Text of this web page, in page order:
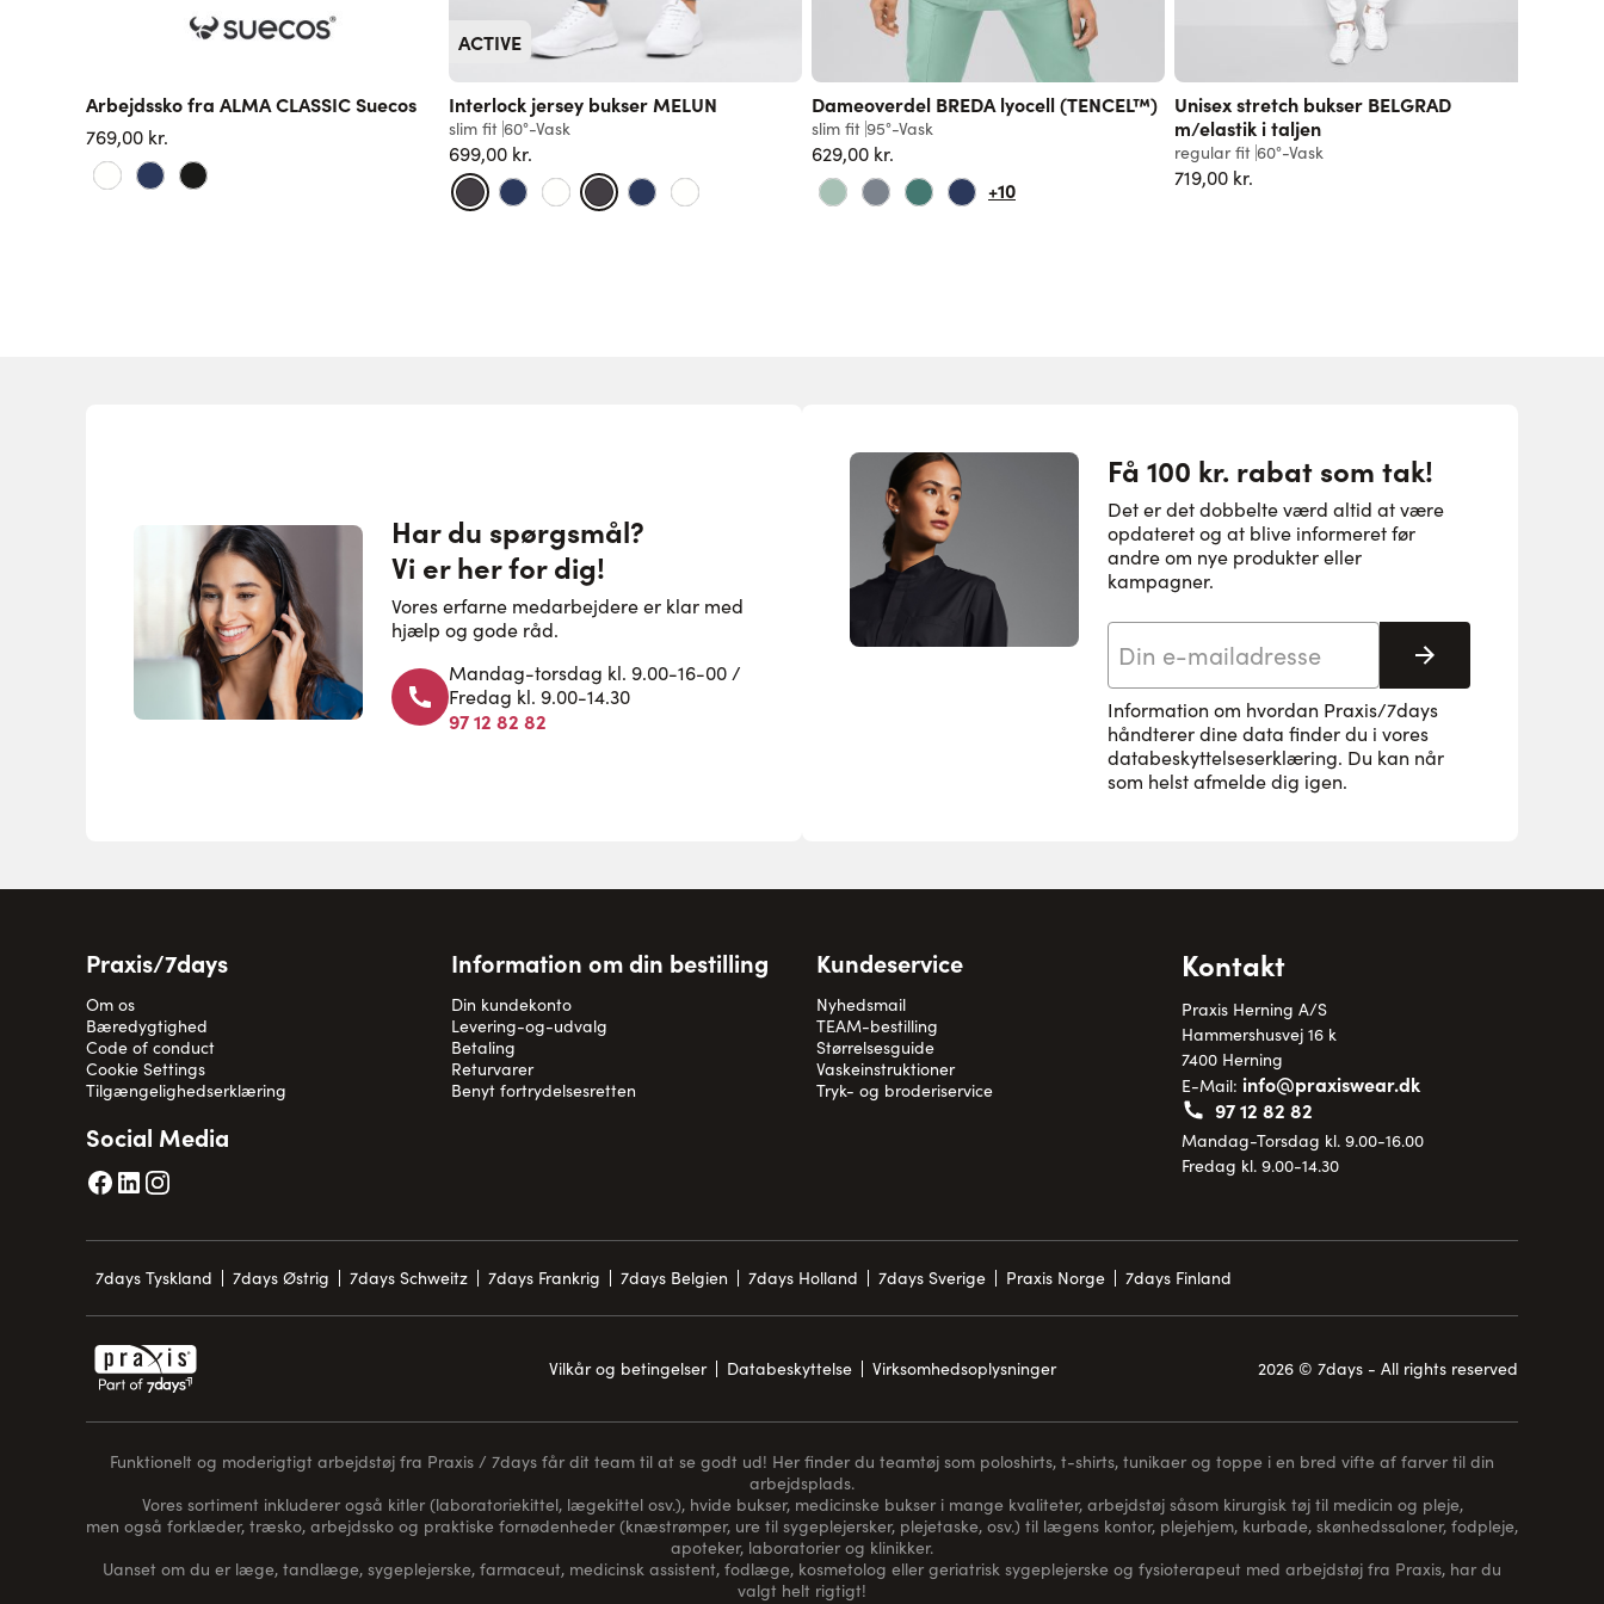
Arbejdssko fra ALMA CLASSIC Suecos
769,00 kr.
ACTIVE
Interlock jersey bukser MELUN
slim fit 60°-Vask
699,00 kr.
Dameoverdel BREDA lyocell (TENCEL™)
slim fit 95°-Vask
629,00 kr.
+10
Unisex stretch bukser BELGRAD
m/elastik i taljen
regular fit 60°-Vask
719,00 kr.
Har du spørgsmål?
Vi er her for dig!
Vores erfarne medarbejdere er klar med
hjælp og gode råd.
Mandag-torsdag kl. 9.00-16-00 /
Fredag kl. 9.00-14.30
97 12 82 82
Få 100 kr. rabat som tak!
Det er det dobbelte værd altid at være
opdateret og at blive informeret før
andre om nye produkter eller
kampagner.
Tilmeld her
Information om hvordan Praxis/7days
håndterer dine data finder du i vores
databeskyttelseserklæring. Du kan når
som helst afmelde dig igen.
Praxis/7days
Om os
Bæredygtighed
Code of conduct
Cookie Settings
Tilgængelighedserklæring
Information om din bestilling
Din kundekonto
Levering-og-udvalg
Betaling
Returvarer
Benyt fortrydelsesretten
Kundeservice
Nyhedsmail
TEAM-bestilling
Størrelsesguide
Vaskeinstruktioner
Tryk- og broderiservice
Kontakt
Praxis Herning A/S
Hammershusvej 16 k
7400 Herning
E-Mail: info@praxiswear.dk
97 12 82 82
Mandag-Torsdag kl. 9.00-16.00
Fredag kl. 9.00-14.30
Social Media
7days Tyskland 7days Østrig 7days Schweitz 7days Frankrig 7days Belgien 7days Holland 7days Sverige Praxis Norge 7days Finland
Vilkår og betingelser Databeskyttelse Virksomhedsoplysninger 2026 © 7days - All rights reserved
Funktionelt og moderigtigt arbejdstøj fra Praxis / 7days får dit team til at se godt ud! Her finder du teamtøj som poloshirts, t-shirts, tunikaer og toppe i en bred vifte af farver til din
arbejdsplads.
Vores sortiment inkluderer også kitler (laboratoriekittel, lægekittel osv.), hvide bukser, medicinske bukser i mange kvaliteter, arbejdstøj såsom kirurgisk tøj til medicin og pleje,
men også forklæder, træsko, arbejdssko og praktiske fornødenheder (knæstrømper, ure til sygeplejersker, plejetaske, osv.) til lægens kontor, plejehjem, kurbade, skønhedssaloner, fodpleje,
apoteker, laboratorier og klinikker.
Uanset om du er læge, tandlæge, sygeplejerske, farmaceut, medicinsk assistent, fodlæge, kosmetolog eller geriatrisk sygeplejerske og fysioterapeut med arbejdstøj fra Praxis, har du
valgt helt rigtigt!